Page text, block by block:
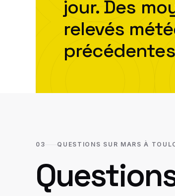
jour. Des
relevés
03 QUESTIONS SUR MARS À